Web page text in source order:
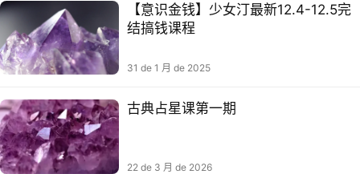
【意识金钱】少女汀最新12.4-12.5完
结搞钱课程
31 de 1 月 de 2025
古典占星课第一期
22 de 3 月 de 2026